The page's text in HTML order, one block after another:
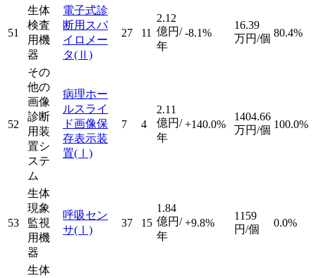
51
生体
検査
用機
器
電子式診
断用スパ
イロメー
タ(Ⅱ)
27 11
2.12
億円/
年
-8.1%
16.39
万円/個 80.4%
52
その
他の
画像
診断
用装
置シ
ステ
ム
病理ホー
ルスライ
ド画像保
存表示装
置(Ⅰ)
7 4
2.11
億円/
年
+140.0%
1404.66
万円/個 100.0%
53
生体
現象
監視
用機
器
呼吸セン
サ(Ⅰ)
37 15
1.84
億円/
年
+9.8%
1159
円/個
0.0%
生体